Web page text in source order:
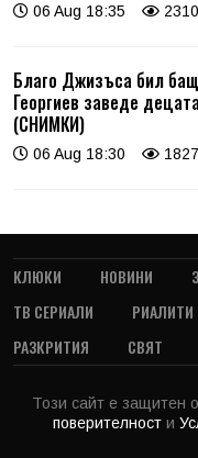
06 Aug 18:35 2310
Благо Джизъса бил
Георгиев заведе
(СНИМКИ)
06 Aug 18:30 1827
КЛЮКИ НОВИНИ
ТВ СЕРИАЛИ
РИАЛИТИ
РАЗКРИТИЯ
СВЯТ
Този сайт е защитен
поверителност и